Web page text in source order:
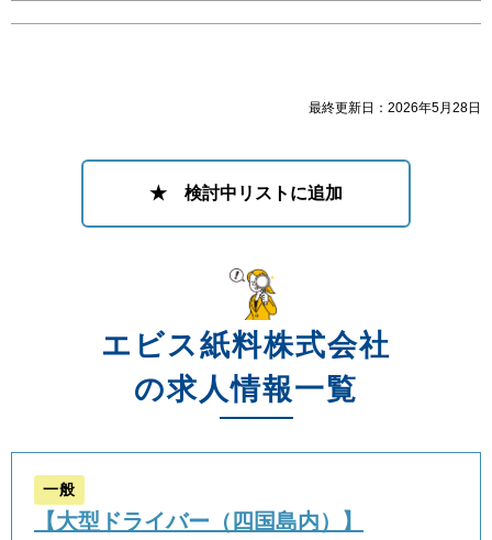
最終更新日：2026年5月28日
★ 検討中リストに追加
エビス紙料株式会社
の求人情報一覧
一般
【大型ドライバー（四国島内）】